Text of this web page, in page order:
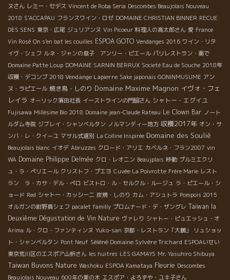
ヌさん レミー・セデス Vincent de Roba Seria Descombes Beaujolais Nouveau
2018 S'ACCAPAU フランスワイン・ロゼ DOMAINE CHRISTIAN BINNER RECUE
DES SENS 東京・広尾 ジュリアンヌ Vin Picoeur 料理人の高太郎さん 愛 France
Vin Rosé On s'en bat les couilles ESPOA GOTO Vendanges 2016 ワイン・リタ
イヴ・シェフ ルネ・ジャンの息子 アンリー・ピエール パリレストラン・奏で
Domaine Patte Loup DOMAINE SARNIN BERRUX Societé Eau de Souche 2018年
収穫・デコンブ 2018 Vendange Lapierre Sake japonais GONINMUSUME アン
ヌ・ラピエール 焼き鳥・しのり Domaine Maxime Magnon イヴォ・フェ
レイラ オーリック濱田社長 イーストラインの門脇さん シャトー・エグイユ
Fujisawa Millésime Bio 2018 Domaine jean-Claude Rateau Le Clown Bar ノート
ルダム寺院 ジブレイ・シャンベルタン ノルマンディー地方 収穫2017年 オン・サ
ンバ・レ・クイーユ マサル式選別 La Colline Inspirée Domaine des Soulié
Beaujolais blanc イオデ Abruzzes クロード・アリエ カベルネ・フラン2007 vin
WA Domaine Philippe Delmée クロ・レオニン Beaujplais 移動 プルミエクリ
ュ・ラ・ペリエール クリストフ・プエヨ Cuvée La Poivrotte Frère Marie レスト
ラン ラ・カサ・デル・ぺロ ビストロ・ル・セルクル・ルージュ ラ・ピエール・シ
ョード Red シャトー・カッシーニ 炭焼・しのり カム・アシュトラ Pompois 2015
オルガンの紺野真シェフ pacalet familly プロムナード・デ・ザングレ Taiwan la
Deuxième Dégustation de Vin Nature ヴァレり シャトー・ピュエッシュ・オ
Arima ル・クロ・ファンティンヌ Yuko-san 京都・レストラン「大鵬」
リュショッ
ト・シャンベルタン Pont Neuf Séléné Domaine Sylvère Trichard ESPOAいせい
東京荒川区のエスポア山枡さん les huitres LES GAMAYS Mr. Yasuhiro Shibuya
Taiwan Buvons Nature Washoku ESPOA Kamataya Fleurie Descombes
Beaujolais Nouveau 600年の栗の木 エスポア・よろずや・ユキ子さん